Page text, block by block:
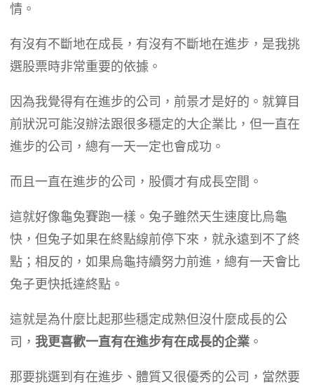
情。
有沒有不斷地在成長，有沒有不斷地在進步，是我挑
選股票時非常重要的依據。
因為我覺得有在進步的公司，前景才是好的。就算目
前狀況可能沒辦法跟很多穩定的大企業比，但一直在
進步的公司，總有一天一定也會成功。
而且一直在進步的公司，股價才有成長空間。
這就好像龜兔賽跑一樣。兔子雖然天生速度比烏龜
快，但兔子如果在終點線前停下來，就永遠到不了終
點；相反的，如果烏龜持續努力前進，總有一天會比
兔子更快抵達終點。
這就是為什麼比起那些穩定成熟但沒什麼成長的公
司， 我更喜歡一直有在進步有在成長的企業。
那要挑選到有在進步、體質又很優秀的公司，當然要